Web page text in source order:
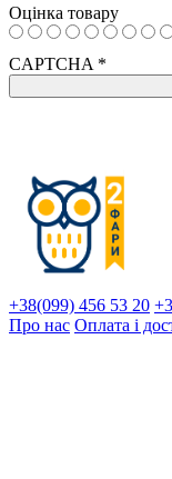
Оцінка товару
CAPTCHA *
+38(099) 456 53 20
Про нас Оплата і